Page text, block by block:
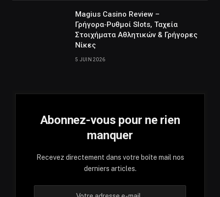
Magius Casino Review –
Γρήγορα‑Ρυθμοί Slots, Ταχεία
Στοιχήματα Αθλητικών & Γρήγορες
Νίκες
5 JUIN 2026
Abonnez-vous pour ne rien
manquer
Recevez directement dans votre boîte mail nos
derniers articles.